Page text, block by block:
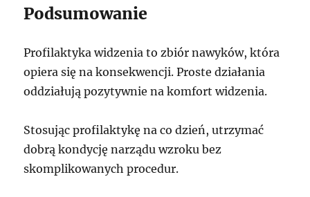
Podsumowanie
Profilaktyka widzenia to zbiór nawyków, która
opiera się na konsekwencji. Proste działania
oddziałują pozytywnie na komfort widzenia.
Stosując profilaktykę na co dzień, utrzymać
dobrą kondycję narządu wzroku bez
skomplikowanych procedur.